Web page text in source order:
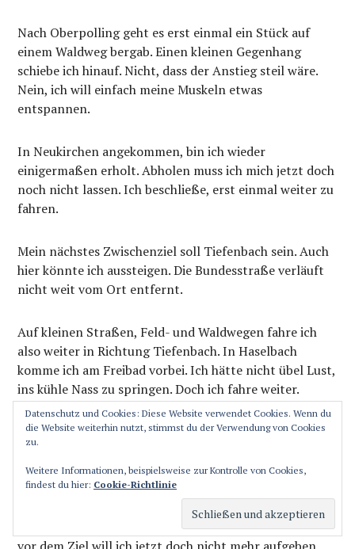
Nach Oberpolling geht es erst einmal ein Stück auf
einem Waldweg bergab. Einen kleinen Gegenhang
schiebe ich hinauf. Nicht, dass der Anstieg steil wäre.
Nein, ich will einfach meine Muskeln etwas
entspannen.
In Neukirchen angekommen, bin ich wieder
einigermaßen erholt. Abholen muss ich mich jetzt doch
noch nicht lassen. Ich beschließe, erst einmal weiter zu
fahren.
Mein nächstes Zwischenziel soll Tiefenbach sein. Auch
hier könnte ich aussteigen. Die Bundesstraße verläuft
nicht weit vom Ort entfernt.
Auf kleinen Straßen, Feld- und Waldwegen fahre ich
also weiter in Richtung Tiefenbach. In Haselbach
komme ich am Freibad vorbei. Ich hätte nicht übel Lust,
ins kühle Nass zu springen. Doch ich fahre weiter.
In Tiefenbach finde ich direkt in der Ortsmitte einen
Gasthof mit einem schönen schattigen Biergarten.
Ideal also, um mich für die letzten Kilometer bis nach
Passau zu stärken. Zwei alkoholfreie Bier geben mir
Kraft für das letzte Stück. Die Wasserflaschen sind
wieder gefüllt. Bei Kilometer 90 bin ich jetzt. So kurz
Datenschutz und Cookies: Diese Website verwendet Cookies. Wenn du
die Website weiterhin nutzt, stimmst du der Verwendung von Cookies
zu.
Weitere Informationen, beispielsweise zur Kontrolle von Cookies,
findest du hier: Cookie-Richtlinie